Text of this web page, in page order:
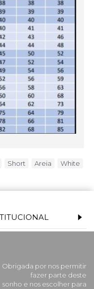
Short Areia White
Obrigada por nos permitir
fazer parte deste
sonho e nos escolher para